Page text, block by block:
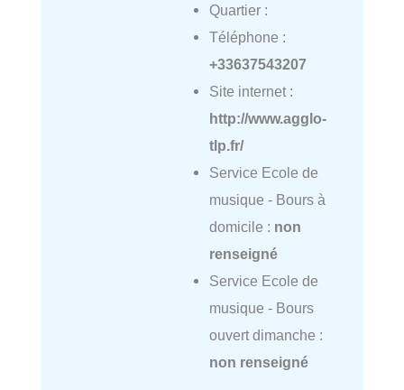
Quartier :
Téléphone :
+33637543207
Site internet :
http://www.agglo-
tlp.fr/
Service Ecole de
musique - Bours à
domicile : non
renseigné
Service Ecole de
musique - Bours
ouvert dimanche :
non renseigné